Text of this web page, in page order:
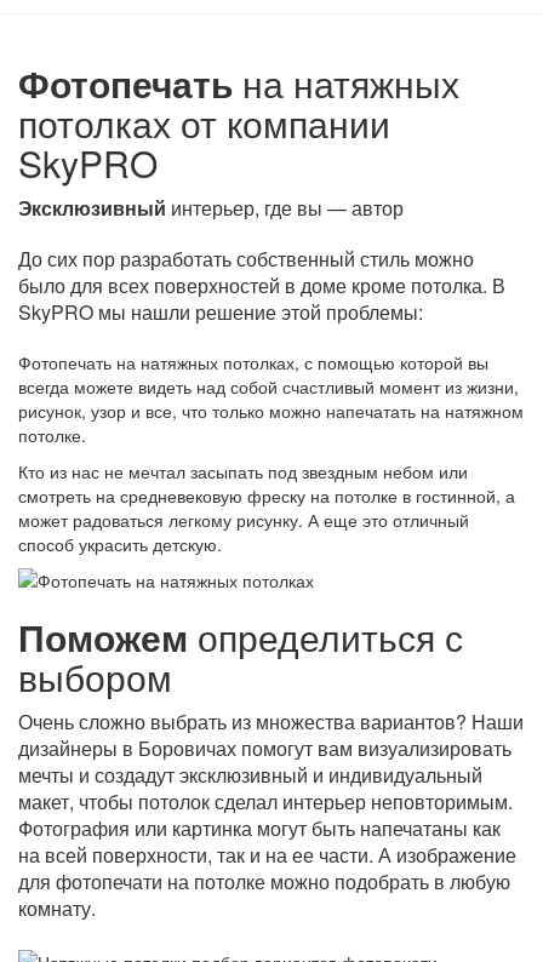
Фотопечать на натяжных
потолках от компании
SkyPRO
Эксклюзивный интерьер, где вы — автор
До сих пор разработать собственный стиль можно
было для всех поверхностей в доме кроме потолка. В
SkyPRO мы нашли решение этой проблемы:
Фотопечать на натяжных потолках, с помощью которой вы
всегда можете видеть над собой счастливый момент из жизни,
рисунок, узор и все, что только можно напечатать на натяжном
потолке.
Кто из нас не мечтал засыпать под звездным небом или
смотреть на средневековую фреску на потолке в гостинной, а
может радоваться легкому рисунку. А еще это отличный
способ украсить детскую.
Поможем определиться с
выбором
Очень сложно выбрать из множества вариантов? Наши
дизайнеры в Боровичах помогут вам визуализировать
мечты и создадут эксклюзивный и индивидуальный
макет, чтобы потолок сделал интерьер неповторимым.
Фотография или картинка могут быть напечатаны как
на всей поверхности, так и на ее части. А изображение
для фотопечати на потолке можно подобрать в любую
комнату.